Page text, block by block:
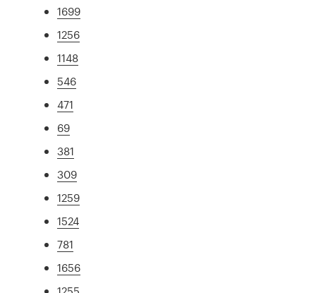
1699
1256
1148
546
471
69
381
309
1259
1524
781
1656